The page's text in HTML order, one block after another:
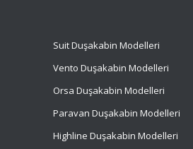
SuitDuşakabin Modelleri
Vento Duşakabin Modelleri
Orsa Duşakabin Modelleri
Paravan Duşakabin Modelleri
Highline Duşakabin Modelleri